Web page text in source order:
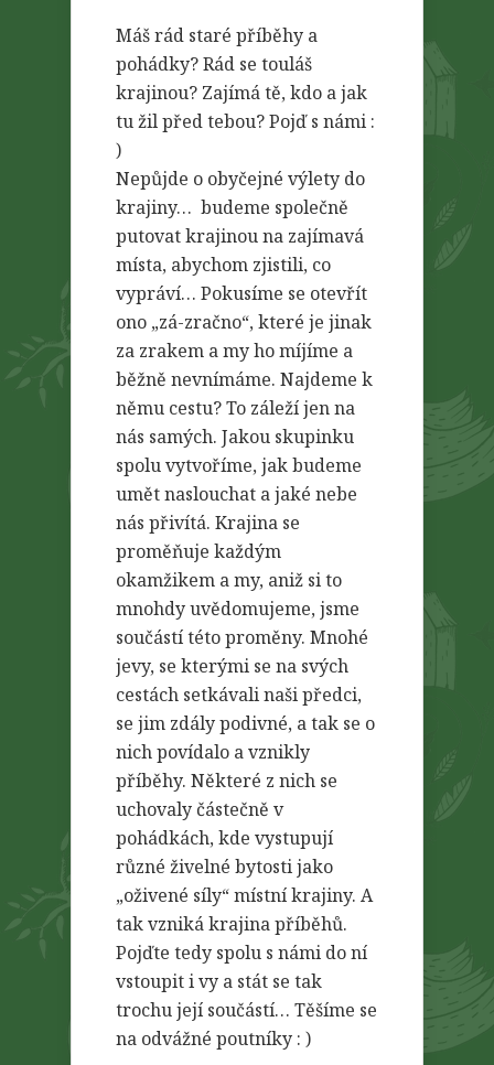
Máš rád staré příběhy a
pohádky? Rád se touláš
krajinou? Zajímá tě, kdo a jak
tu žil před tebou? Pojď s námi :
)
Nepůjde o obyčejné výlety do
krajiny… budeme společně
putovat krajinou na zajímavá
místa, abychom zjistili, co
vypráví… Pokusíme se otevřít
ono „zá-zračno“, které je jinak
za zrakem a my ho míjíme a
běžně nevnímáme. Najdeme k
němu cestu? To záleží jen na
nás samých. Jakou skupinku
spolu vytvoříme, jak budeme
umět naslouchat a jaké nebe
nás přivítá. Krajina se
proměňuje každým
okamžikem a my, aniž si to
mnohdy uvědomujeme, jsme
součástí této proměny. Mnohé
jevy, se kterými se na svých
cestách setkávali naši předci,
se jim zdály podivné, a tak se o
nich povídalo a vznikly
příběhy. Některé z nich se
uchovaly částečně v
pohádkách, kde vystupují
různé živelné bytosti jako
„oživené síly“ místní krajiny. A
tak vzniká krajina příběhů.
Pojďte tedy spolu s námi do ní
vstoupit i vy a stát se tak
trochu její součástí… Těšíme se
na odvážné poutníky : )